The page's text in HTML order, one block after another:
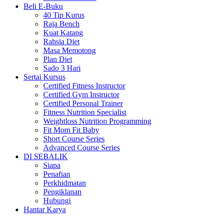
Beli E-Buku
40 Tip Kurus
Raja Bench
Kuat Katang
Rahsia Diet
Masa Memotong
Plan Diet
Sado 3 Hari
Sertai Kursus
Certified Fitness Instructor
Certified Gym Instructor
Certified Personal Trainer
Fitness Nutrition Specialist
Weightloss Nutrition Programming
Fit Mom Fit Baby
Short Course Series
Advanced Course Series
DI SEBALIK
Siapa
Penafian
Perkhidmatan
Pengiklanan
Hubungi
Hantar Karya